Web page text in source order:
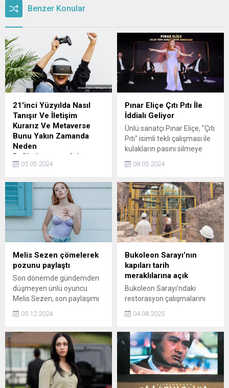
Benzer Konular
21'inci Yüzyılda Nasıl
Tanışır Ve İletişim
Kurarız Ve Metaverse
Bunu Yakın Zamanda
Neden
Değiştirmeyecektir
Metaverse, insanların
aracılığıyla çevrelerindeki
nesnelerle etkileşime
girebildikleri gerçek bir dijital
dünya olan ve sürekli işleyen
sanal bir alandır.
05.05.2024
Pınar Eliçe Çıtı Pıtı İle
İddialı Geliyor
Ünlü sanatçı Pınar Eliçe, "Çıtı
Pıtı" isimli tekli çalışması ile
kulakların pasını silmeye
geliyor.
08.05.2024
Melis Sezen çömelerek
pozunu paylaştı
Son dönemde gündemden
düşmeyen ünlü oyuncu
Melis Sezen, son paylaşımı
Çömelerek verdiği pozunu
Sezen'e çok sayıda yorum
yapıldı.
05.12.2024
Bukoleon Sarayı’nın
kapıları tarih
meraklılarına açık
Bukoleon Sarayı’ndaki
restorasyon çalışmalarını
ücretsiz düzenlenen
Rehberli gezilerde hem
arkeolojik sürece dair bilgiler
paylaşılıyor hem de koruma
altındaki alanlar yerinde
gösteriliyor.
04.08.2025